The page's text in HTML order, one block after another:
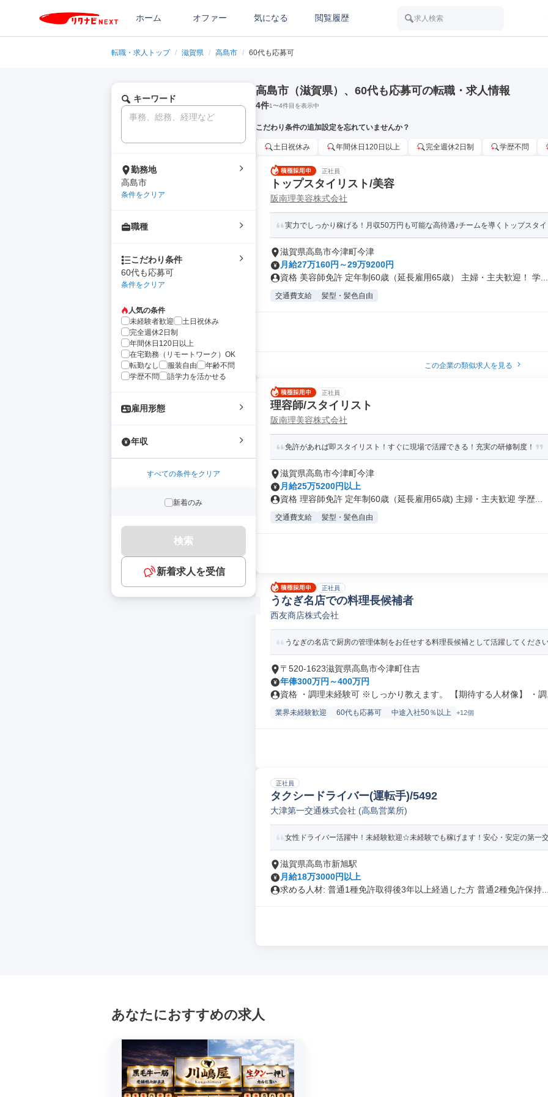
ホーム オファー 気になる 閲覧履歴 求人検索
転職・求人トップ / 滋賀県 / 高島市 / 60代も応募可
キーワード
勤務地
高島市
条件をクリア
職種
こだわり条件
60代も応募可
条件をクリア
人気の条件
未経験者歓迎
土日祝休み
完全週休2日制
年間休日120日以上
在宅勤務（リモートワーク）OK
転勤なし
服装自由
年齢不問
学歴不問
語学力を活かせる
雇用形態
年収
すべての条件をクリア
新着のみ
検索
新着求人を受信
高島市（滋賀県）、60代も応募可の転職・求人情報
4件1〜4件目を表示中
こだわり条件の追加設定を忘れていませんか？
土日祝休み 年間休日120日以上 完全週休2日制 学歴不問
正社員
トップスタイリスト/美容
阪南理美容株式会社
実力でしっかり稼げる！月収50万円も可能な高待遇♪チームを導くトップスタ
滋賀県高島市今津町今津
月給27万160円～29万9200円
資格 美容師免許 定年制60歳（延長雇用65歳） 主婦・主夫歓迎！ 学...
交通費支給 髪型・髪色自由
この企業の類似求人を見る
正社員
理容師/スタイリスト
阪南理美容株式会社
免許があれば即スタイリスト！すぐに現場で活躍できる！充実の研修制度！
滋賀県高島市今津町今津
月給25万5200円以上
資格 理容師免許 定年制60歳（延長雇用65歳) 主婦・主夫歓迎 学歴...
交通費支給 髪型・髪色自由
正社員
うなぎ名店での料理長候補者
西友商店株式会社
うなぎの名店で厨房の管理体制をお任せする料理長候補として活躍してくださ
〒520-1623滋賀県高島市今津町住吉
年俸300万円～400万円
資格 ・調理未経験可 ※しっかり教えます。 【期待する人材像】 ・
業界未経験歓迎 60代も応募可 中途入社50％以上 +12個
正社員
タクシードライバー(運転手)/5492
大津第一交通株式会社 (高島営業所)
女性ドライバー活躍中！未経験歓迎☆未経験でも稼げます！安心・安定の第一
滋賀県高島市新旭駅
月給18万3000円以上
求める人材: 普通1種免許取得後3年以上経過した方 普通2種免許保持
あなたにおすすめの求人